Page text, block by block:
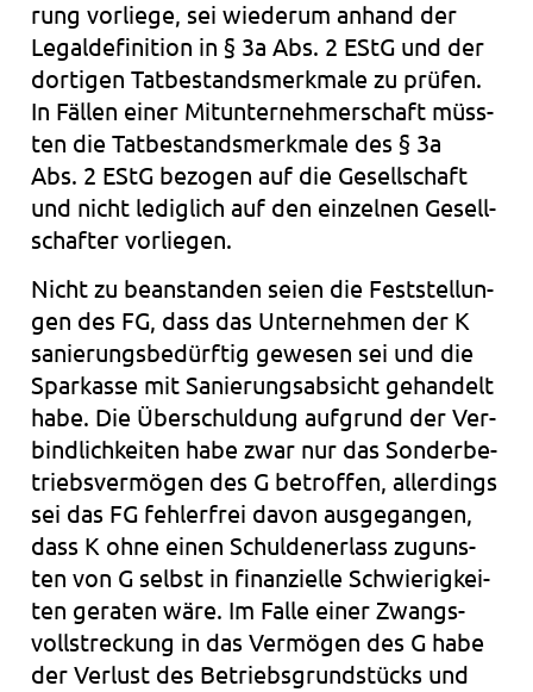
rung vor­lie­ge, sei wie­der­um anhand der
Legal­de­fi­ni­ti­on in § 3a Abs. 2 EStG und der
dor­ti­gen Tat­be­stands­merk­ma­le zu prü­fen.
In Fäl­len einer Mit­un­ter­neh­mer­schaft müss­
ten die Tat­be­stands­merk­ma­le des § 3a
Abs. 2 EStG bezo­gen auf die Gesell­schaft
und nicht ledig­lich auf den ein­zel­nen Gesell­
schaf­ter vor­lie­gen.
Nicht zu bean­stan­den seien die Fest­stel­lun­
gen des FG, dass das Unter­neh­men der K
sanie­rungs­be­dürf­tig gewe­sen sei und die
Spar­kas­se mit Sanie­rungs­ab­sicht gehan­delt
habe. Die Über­schul­dung auf­grund der Ver­
bind­lich­kei­ten habe zwar nur das Son­der­be­
triebs­ver­mö­gen des G betrof­fen, aller­dings
sei das FG feh­ler­frei davon aus­ge­gan­gen,
dass K ohne einen Schul­den­er­lass zuguns­
ten von G selbst in finan­zi­el­le Schwie­rig­kei­
ten gera­ten wäre. Im Falle einer Zwangs­
voll­stre­ckung in das Ver­mö­gen des G habe
der Ver­lust des Betriebs­grund­stücks und